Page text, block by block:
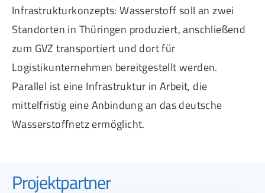
Infrastrukturkonzepts: Wasserstoff soll an zwei
Standorten in Thüringen produziert, anschließend
zum GVZ transportiert und dort für
Logistikunternehmen bereitgestellt werden.
Parallel ist eine Infrastruktur in Arbeit, die
mittelfristig eine Anbindung an das deutsche
Wasserstoffnetz ermöglicht.
Projektpartner